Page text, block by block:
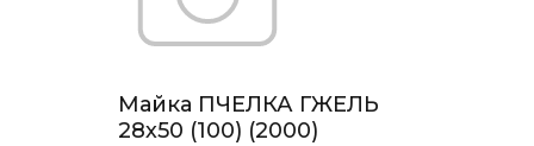
Майка ПЧЕЛКА ГЖЕЛЬ
28х50 (100) (2000)